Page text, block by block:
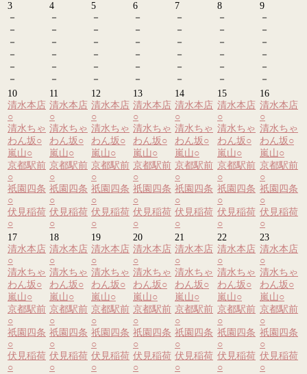
3
－
－
－
－
－
－
4
－
－
－
－
－
－
5
－
－
－
－
－
－
6
－
－
－
－
－
－
7
－
－
－
－
－
－
8
－
－
－
－
－
－
9
－
－
－
－
－
－
10
清水本店
○
清水ちゃ
わん坂○
嵐山○
京都駅前
○
祇園四条
○
伏見稲荷
○
11
清水本店
○
清水ちゃ
わん坂○
嵐山○
京都駅前
○
祇園四条
○
伏見稲荷
○
12
清水本店
○
清水ちゃ
わん坂○
嵐山○
京都駅前
○
祇園四条
○
伏見稲荷
○
13
清水本店
○
清水ちゃ
わん坂○
嵐山○
京都駅前
○
祇園四条
○
伏見稲荷
○
14
清水本店
○
清水ちゃ
わん坂○
嵐山○
京都駅前
○
祇園四条
○
伏見稲荷
○
15
清水本店
○
清水ちゃ
わん坂○
嵐山○
京都駅前
○
祇園四条
○
伏見稲荷
○
16
清水本店
○
清水ちゃ
わん坂○
嵐山○
京都駅前
○
祇園四条
○
伏見稲荷
○
17
清水本店
○
清水ちゃ
わん坂○
嵐山○
京都駅前
○
祇園四条
○
伏見稲荷
○
18
清水本店
○
清水ちゃ
わん坂○
嵐山○
京都駅前
○
祇園四条
○
伏見稲荷
○
19
清水本店
○
清水ちゃ
わん坂○
嵐山○
京都駅前
○
祇園四条
○
伏見稲荷
○
20
清水本店
○
清水ちゃ
わん坂○
嵐山○
京都駅前
○
祇園四条
○
伏見稲荷
○
21
清水本店
○
清水ちゃ
わん坂○
嵐山○
京都駅前
○
祇園四条
○
伏見稲荷
○
22
清水本店
○
清水ちゃ
わん坂○
嵐山○
京都駅前
○
祇園四条
○
伏見稲荷
○
23
清水本店
○
清水ちゃ
わん坂○
嵐山○
京都駅前
○
祇園四条
○
伏見稲荷
○